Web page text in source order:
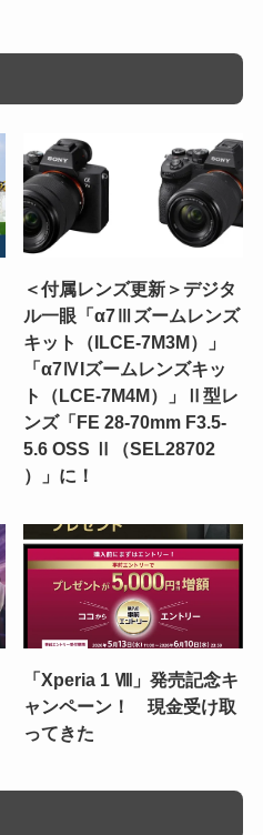
＜付属レンズ更新＞デジタ
ル一眼「α7Ⅲズームレンズ
キット（ILCE-7M3M）」
「α7ⅣIズームレンズキッ
ト（LCE-7M4M）」Ⅱ型レ
ンズ「FE 28-70mm F3.5-
5.6 OSS Ⅱ（SEL28702
）」に！
「Xperia 1 Ⅷ」発売記念キ
ャンペーン！ 現金受け取
ってきた